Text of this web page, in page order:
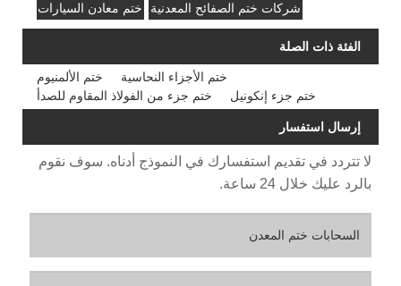
ختم معادن السيارات شركات ختم الصفائح المعدنية
الفئة ذات الصلة
ختم الألمنيوم
ختم الأجزاء النحاسية
ختم جزء من الفولاذ المقاوم للصدأ
ختم جزء إنكونيل
إرسال استفسار
لا تتردد في تقديم استفسارك في النموذج أدناه. سوف نقوم
بالرد عليك خلال 24 ساعة.